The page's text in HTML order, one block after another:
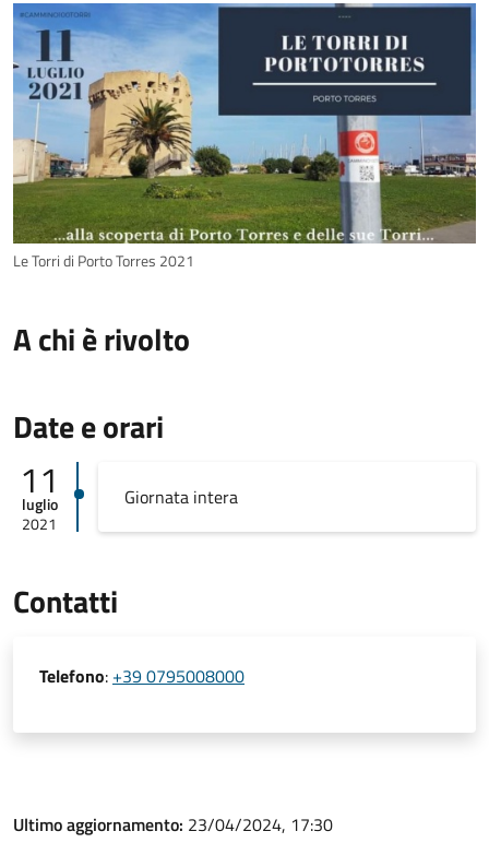
Le Torri di Porto Torres 2021
A chi è rivolto
Date e orari
11
luglio
2021
Giornata intera
Contatti
Telefono: +39 0795008000
Ultimo aggiornamento: 23/04/2024, 17:30